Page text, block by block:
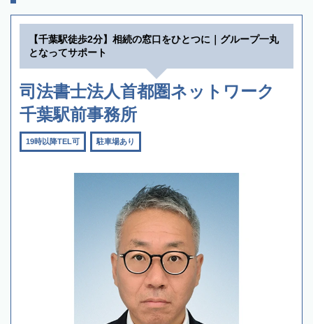
【千葉駅徒歩2分】相続の窓口をひとつに｜グループ一丸
となってサポート
司法書士法人首都圏ネットワーク
千葉駅前事務所
19時以降TEL可 駐車場あり